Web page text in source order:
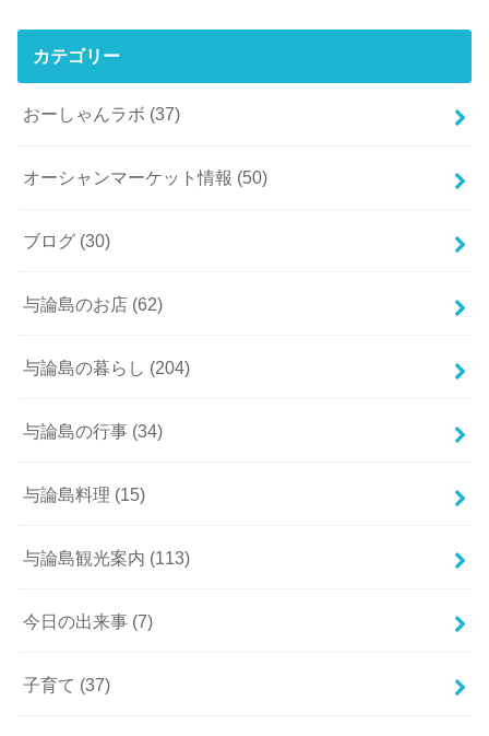
カテゴリー
おーしゃんラボ (37)
オーシャンマーケット情報 (50)
ブログ (30)
与論島のお店 (62)
与論島の暮らし (204)
与論島の行事 (34)
与論島料理 (15)
与論島観光案内 (113)
今日の出来事 (7)
子育て (37)